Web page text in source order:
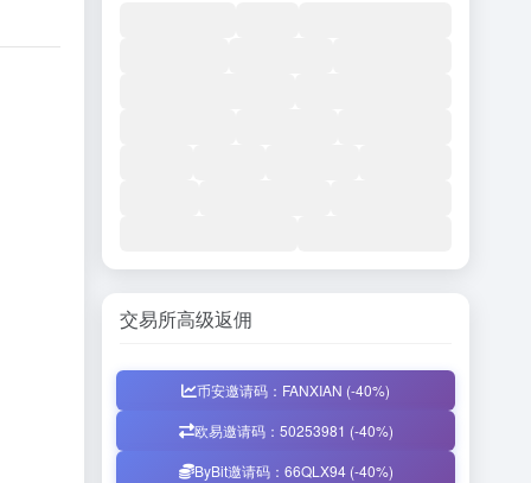
交易所高级返佣
币安邀请码：FANXIAN (-40%)
欧易邀请码：50253981 (-40%)
ByBit邀请码：66QLX94 (-40%)